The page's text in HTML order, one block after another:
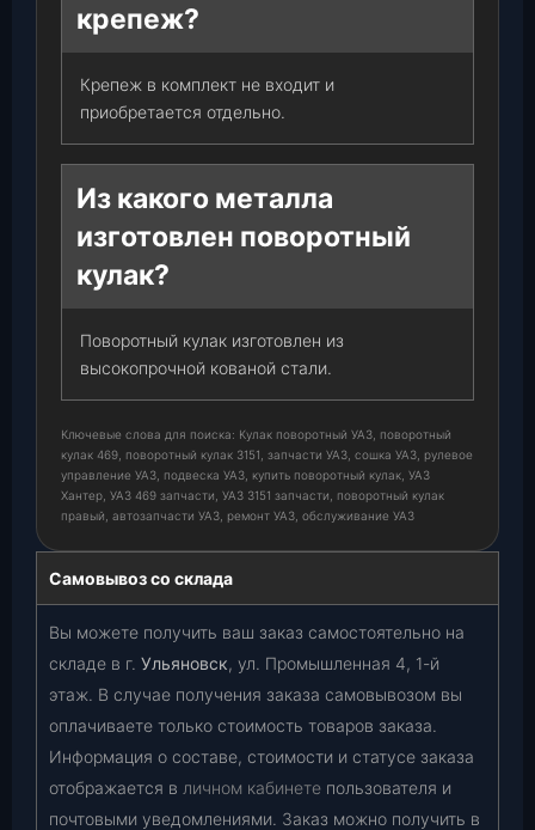
крепеж?
Крепеж в комплект не входит и
приобретается отдельно.
Из какого металла
изготовлен поворотный
кулак?
Поворотный кулак изготовлен из
высокопрочной кованой стали.
Ключевые слова для поиска: Кулак поворотный УАЗ, поворотный
кулак 469, поворотный кулак 3151, запчасти УАЗ, сошка УАЗ, рулевое
управление УАЗ, подвеска УАЗ, купить поворотный кулак, УАЗ
Хантер, УАЗ 469 запчасти, УАЗ 3151 запчасти, поворотный кулак
правый, автозапчасти УАЗ, ремонт УАЗ, обслуживание УАЗ
Самовывоз со склада
Вы можете получить ваш заказ самостоятельно на
складе в г. Ульяновск, ул. Промышленная 4, 1-й
этаж. В случае получения заказа самовывозом вы
оплачиваете только стоимость товаров заказа.
Информация о составе, стоимости и статусе заказа
отображается в личном кабинете пользователя и
почтовыми уведомлениями. Заказ можно получить в